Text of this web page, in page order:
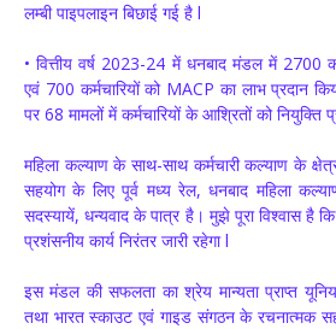
लम्बी पाइपलाइन बिछाई गई है l
• वित्तीय वर्ष 2023-24 में धनबाद मंडल में 2700
एवं 700 कर्मचारियों को MACP का लाभ प्रदान
पर 68 मामलों में कर्मचारियों के आश्रितों को नियुक्ति
महिला कल्याण के साथ-साथ कर्मचारी कल्याण के
सहयोग के लिए पूर्व मध्य रेल, धनबाद महिला
सदस्यायें, धन्यवाद के पात्र है। मुझे पूरा विश्वास है कि
प्रशंसनीय कार्य निरंतर जारी रहेगा l
इस मंडल की सफलता का श्रेय मान्यता प्राप्त
तथा भारत स्काउट एवं गाइड संगठन के रचनात्मक